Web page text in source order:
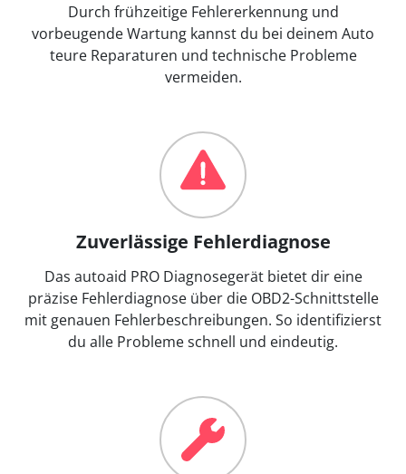
Durch frühzeitige Fehlererkennung und
vorbeugende Wartung kannst du bei deinem Auto
teure Reparaturen und technische Probleme
vermeiden.
Zuverlässige Fehlerdiagnose
Das autoaid PRO Diagnosegerät bietet dir eine
präzise Fehlerdiagnose über die OBD2-Schnittstelle
mit genauen Fehlerbeschreibungen. So identifizierst
du alle Probleme schnell und eindeutig.